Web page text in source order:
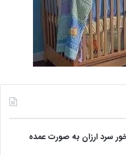
سرد ارزان به صورت عمده